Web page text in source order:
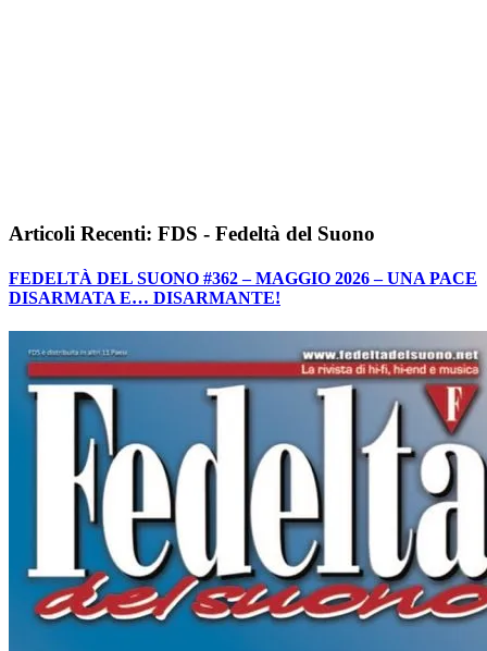
Articoli Recenti: FDS - Fedeltà del Suono
FEDELTÀ DEL SUONO #362 – MAGGIO 2026 – UNA PACE
DISARMATA E… DISARMANTE!